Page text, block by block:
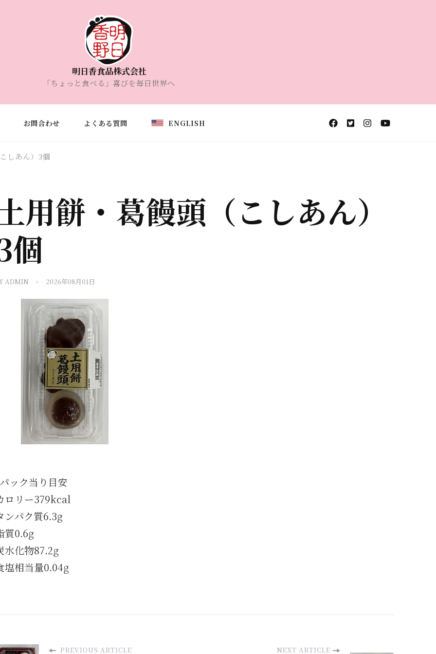
明日香食品株式会社
「ちょっと食べる」喜びを毎日世界へ
お問合わせ よくある質問 ENGLISH
しあん）3個
用餅・葛饅頭（こしあん）
個
ADMIN 2026年08月01日
ック当り目安
ロリー379kcal
ンパク質6.3g
質0.6g
水化物87.2g
塩相当量0.04g
PREVIOUS ARTICLE NEXT ARTICLE